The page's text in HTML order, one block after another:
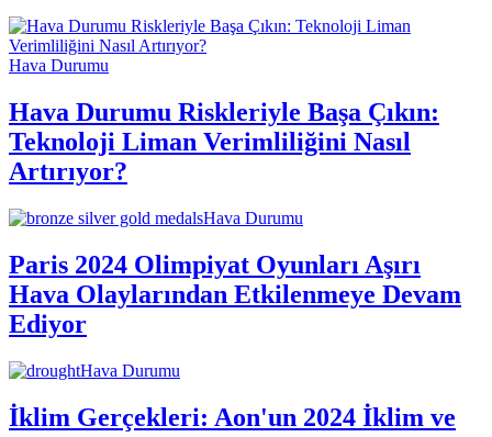
Hava Durumu
Hava Durumu Riskleriyle Başa Çıkın:
Teknoloji Liman Verimliliğini Nasıl
Artırıyor?
Hava Durumu
Paris 2024 Olimpiyat Oyunları Aşırı
Hava Olaylarından Etkilenmeye Devam
Ediyor
Hava Durumu
İklim Gerçekleri: Aon'un 2024 İklim ve